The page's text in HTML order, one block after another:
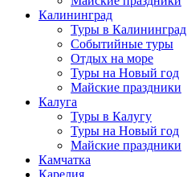
Калининград
Туры в Калининград
Событийные туры
Отдых на море
Туры на Новый год
Майские праздники
Калуга
Туры в Калугу
Туры на Новый год
Майские праздники
Камчатка
Карелия